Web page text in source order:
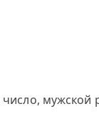
мужской